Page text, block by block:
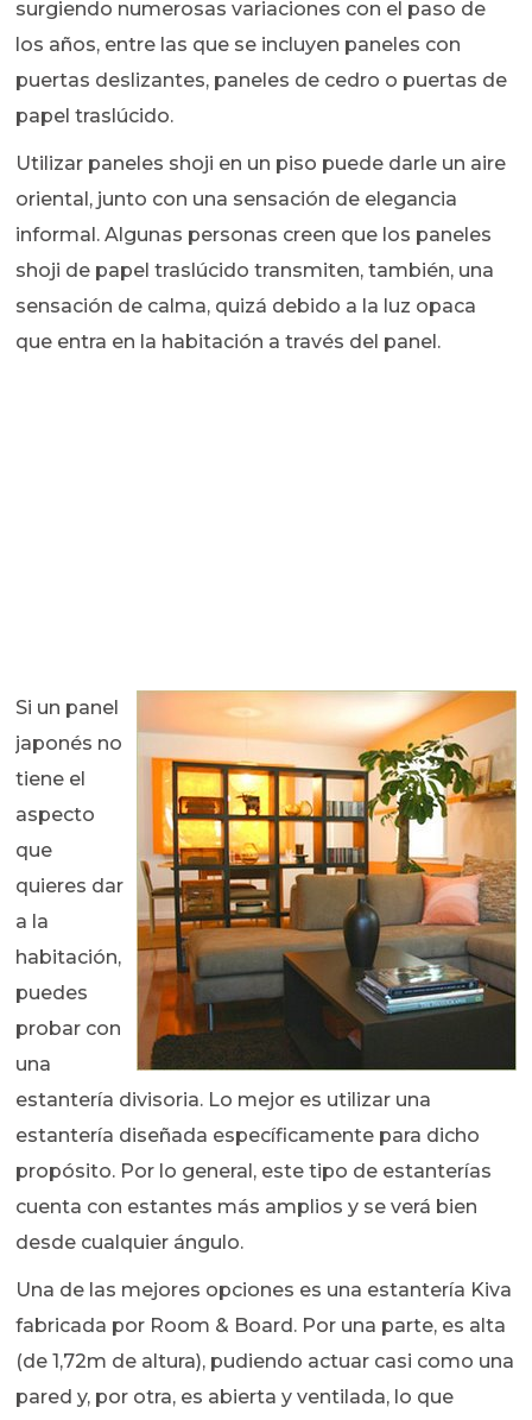
surgiendo numerosas variaciones con el paso de
los años, entre las que se incluyen paneles con
puertas deslizantes, paneles de cedro o puertas de
papel traslúcido.
Utilizar paneles shoji en un piso puede darle un aire
oriental, junto con una sensación de elegancia
informal. Algunas personas creen que los paneles
shoji de papel traslúcido transmiten, también, una
sensación de calma, quizá debido a la luz opaca
que entra en la habitación a través del panel.
Si un panel
japonés no
tiene el
aspecto
que
quieres dar
a la
habitación,
puedes
probar con
una
estantería divisoria. Lo mejor es utilizar una
estantería diseñada específicamente para dicho
propósito. Por lo general, este tipo de estanterías
cuenta con estantes más amplios y se verá bien
desde cualquier ángulo.
Una de las mejores opciones es una estantería Kiva
fabricada por Room & Board. Por una parte, es alta
(de 1,72m de altura), pudiendo actuar casi como una
pared y, por otra, es abierta y ventilada, lo que